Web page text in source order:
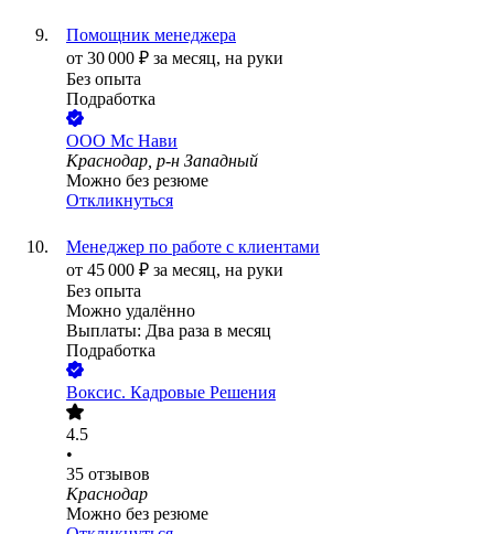
Помощник менеджера
от 30 000 ₽ за месяц, на руки
Без опыта
Подработка
ООО Мс Нави
Краснодар, р-н Западный
Можно без резюме
Откликнуться
Менеджер по работе с клиентами
от 45 000 ₽ за месяц, на руки
Без опыта
Можно удалённо
Выплаты: Два раза в месяц
Подработка
Воксис. Кадровые Решения
4.5
•
35 отзывов
Краснодар
Можно без резюме